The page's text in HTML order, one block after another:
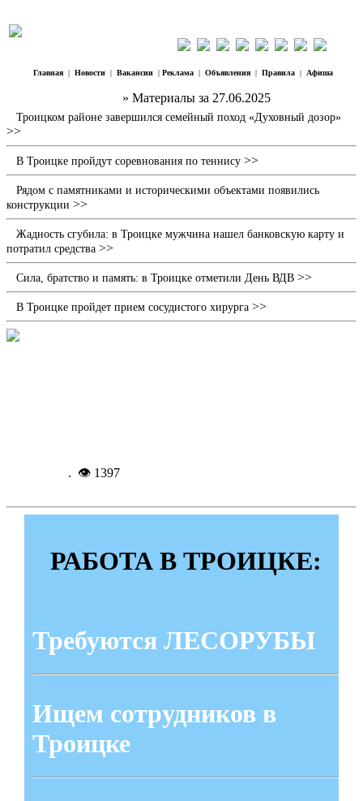
Главная | Новости | Вакансии | Реклама | Объявления | Правила | Афиша
» Материалы за 27.06.2025
Троицком районе завершился семейный поход «Духовный дозор»
>>
В Троицке пройдут соревнования по теннису >>
Рядом с памятниками и историческими объектами появились
конструкции >>
Жадность сгубила: в Троицке мужчина нашел банковскую карту и
потратил средства >>
Сила, братство и память: в Троицке отметили День ВДВ >>
В Троицке пройдет прием сосудистого хирурга >>
. 👁 1397
РАБОТА В ТРОИЦКЕ:
Требуются ЛЕСОРУБЫ
Ищем сотрудников в
Троицке